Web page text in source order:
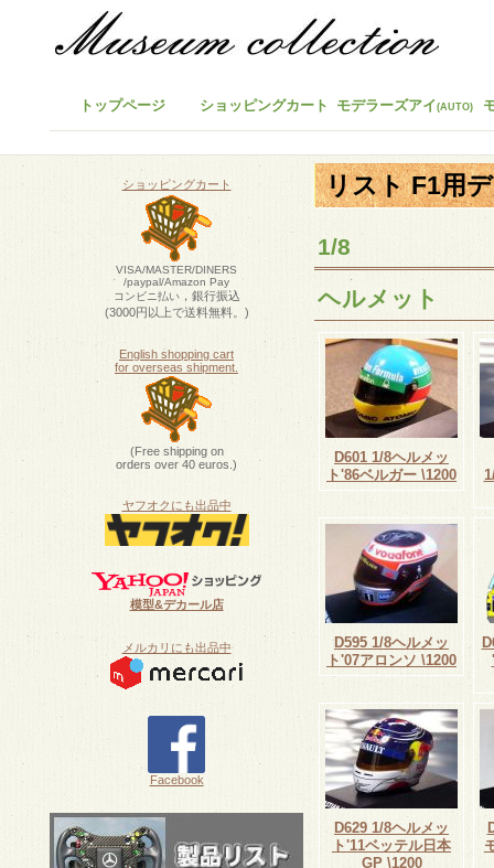
リスト F1用
1/8
ヘルメット
D601 1/8ヘルメッ
ト'86ベルガー \1200
D595 1/8ヘルメッ
ト'07アロンソ \1200
D629 1/8ヘルメッ
ト'11ベッテル日本
GP \1200
トップページ ショッピングカート モデラーズアイ(AUTO)
ショッピングカート
VISA/MASTER/DINERS
/paypal/Amazon Pay
コンビニ払い，銀行振込
(3000円以上で送料無料。)
English shopping cart
for overseas shipment.
(Free shipping on
orders over 40 euros.)
ヤフオクにも出品中
模型&デカール店
メルカリにも出品中
Facebook